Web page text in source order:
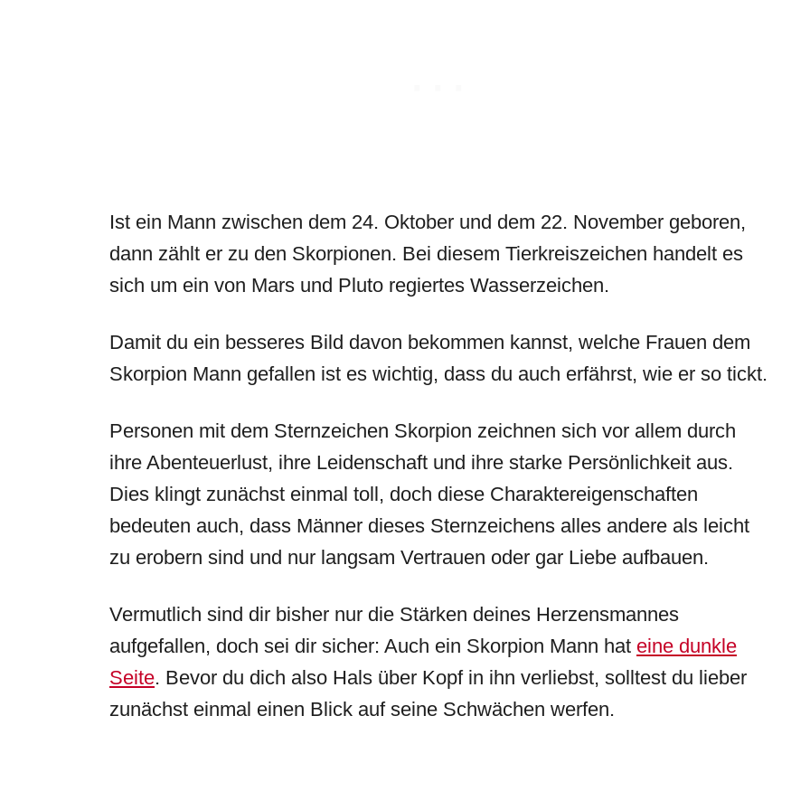
Ist ein Mann zwischen dem 24. Oktober und dem 22. November geboren,
dann zählt er zu den Skorpionen. Bei diesem Tierkreiszeichen handelt es
sich um ein von Mars und Pluto regiertes Wasserzeichen.
Damit du ein besseres Bild davon bekommen kannst, welche Frauen dem
Skorpion Mann gefallen ist es wichtig, dass du auch erfährst, wie er so tickt.
Personen mit dem Sternzeichen Skorpion zeichnen sich vor allem durch
ihre Abenteuerlust, ihre Leidenschaft und ihre starke Persönlichkeit aus.
Dies klingt zunächst einmal toll, doch diese Charaktereigenschaften
bedeuten auch, dass Männer dieses Sternzeichens alles andere als leicht
zu erobern sind und nur langsam Vertrauen oder gar Liebe aufbauen.
Vermutlich sind dir bisher nur die Stärken deines Herzensmannes
aufgefallen, doch sei dir sicher: Auch ein Skorpion Mann hat eine dunkle
Seite. Bevor du dich also Hals über Kopf in ihn verliebst, solltest du lieber
zunächst einmal einen Blick auf seine Schwächen werfen.